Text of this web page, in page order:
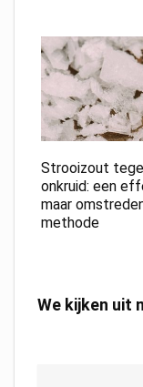
Strooizout
onkruid: een
maar
methode
We kijken uit